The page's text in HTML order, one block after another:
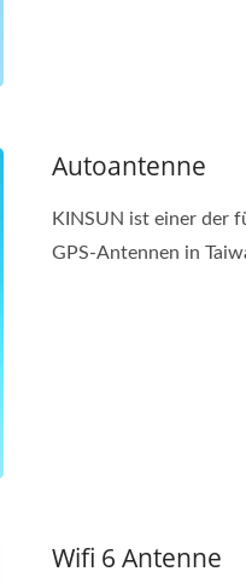
Autoantenne
KINSUN ist einer der
GPS-Antennen in
Wifi 6 Antenne